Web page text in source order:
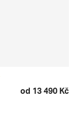
od 13 490 Kč